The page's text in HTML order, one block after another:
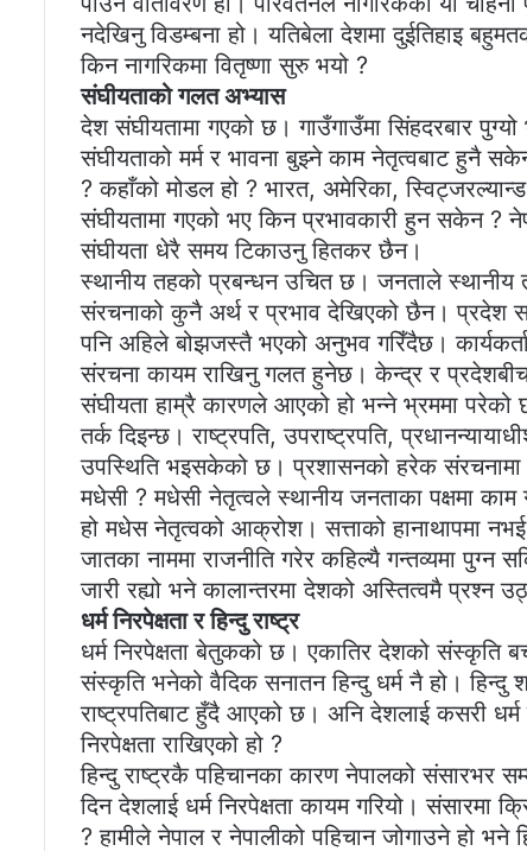
नदेखिनु विडम्बना हो। यतिबेला देशमा दुईतिहाइ
किन नागरिकमा वितृष्णा सुरु भयो ?
संघीयताको गलत अभ्यास
देश संघीयतामा गएको छ। गाउँगाउँमा सिंहदरबार
संघीयताको मर्म र भावना बुझ्ने काम नेतृत्वबाट हुनै
? कहाँको मोडल हो ? भारत, अमेरिका,
संघीयतामा गएको भए किन प्रभावकारी हुन सकेन ?
संघीयता धेरै समय टिकाउनु हितकर छैन।
स्थानीय तहको प्रबन्धन उचित छ। जनताले स्थानीय
संरचनाको कुनै अर्थ र प्रभाव देखिएको छैन। प्रदेश
पनि अहिले बोझजस्तै भएको अनुभव गरिँदैछ।
संरचना कायम राखिनु गलत हुनेछ। केन्द्र र
संघीयता हाम्रै कारणले आएको हो भन्ने भ्रममा
तर्क दिइन्छ। राष्ट्रपति, उपराष्ट्रपति,
उपस्थिति भइसकेको छ। प्रशासनको हरेक
मधेसी ? मधेसी नेतृत्वले स्थानीय जनताका पक्षमा
हो मधेस नेतृत्वको आक्रोश। सत्ताको हानाथापमा
जातका नाममा राजनीति गरेर कहिल्यै गन्तव्यमा पुग्न
जारी रह्यो भने कालान्तरमा देशको अस्तित्वमै
धर्म निरपेक्षता र हिन्दु राष्ट्र
धर्म निरपेक्षता बेतुकको छ। एकातिर देशको संस्कृति
संस्कृति भनेको वैदिक सनातन हिन्दु धर्म नै हो। हिन्दु
राष्ट्रपतिबाट हुँदै आएको छ। अनि देशलाई कसरी धर्म
निरपेक्षता राखिएको हो ?
हिन्दु राष्ट्रकै पहिचानका कारण नेपालको संसारभर
दिन देशलाई धर्म निरपेक्षता कायम गरियो। संसारमा
? हामीले नेपाल र नेपालीको पहिचान जोगाउने हो भने